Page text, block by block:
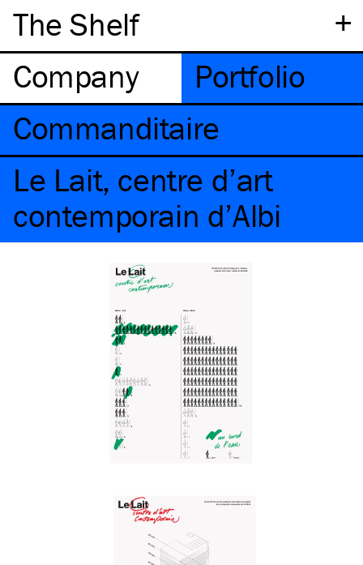
+
The Shelf
Company
Portfolio
Commanditaire
Le Lait, centre d’art
contemporain d’Albi